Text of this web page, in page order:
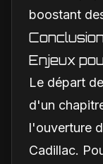
boostant
Enjeux
Le départ
d'un
l'ouverture
Cadillac.